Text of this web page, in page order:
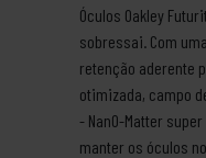
Óculos Oakley
sobressai. Com
retenção aderente
otimizada, campo
- NanO-Matter
manter os óculos no